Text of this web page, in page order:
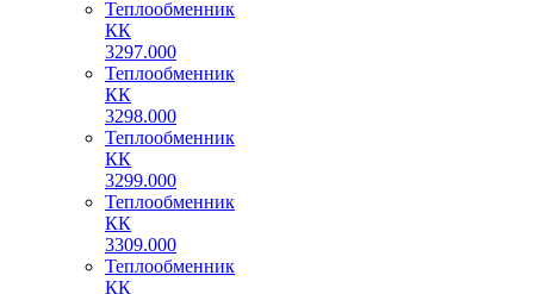
Теплообменник
КК
3297.000
Теплообменник
КК
3298.000
Теплообменник
КК
3299.000
Теплообменник
КК
3309.000
Теплообменник
КК